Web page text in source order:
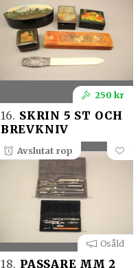
250 kr
16. SKRIN 5 ST OCH
BREVKNIV
Avslutat rop
Osåld
18. PASSARE MM 2